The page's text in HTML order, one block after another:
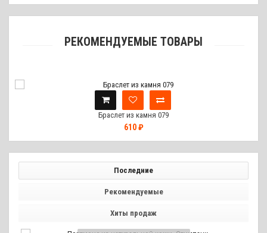
РЕКОМЕНДУЕМЫЕ ТОВАРЫ
Браслет из камня 079
610 ₽
Последние
Рекомендуемые
Хиты продаж